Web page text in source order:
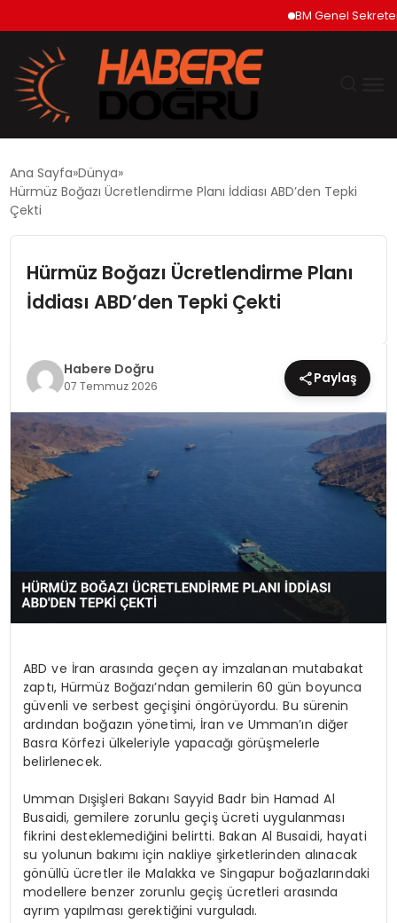
BM Genel Sekreteri
EKONOMİ
DÜNYA
SPOR
EĞİTİM
MAGAZİN
YAŞAM
Ana Sayfa Dünya
Hürmüz Boğazı Ücretlendirme Planı İddiası ABD’den Tepki
Çekti
Hürmüz Boğazı Ücretlendirme Planı
İddiası ABD’den Tepki Çekti
Habere Doğru
07 Temmuz 2026 Paylaş
ABD ve İran arasında geçen ay imzalanan mutabakat
zaptı, Hürmüz Boğazı’ndan gemilerin 60 gün boyunca
güvenli ve serbest geçişini öngörüyordu. Bu sürenin
ardından boğazın yönetimi, İran ve Umman’ın diğer
Basra Körfezi ülkeleriyle yapacağı görüşmelerle
belirlenecek.
Umman Dışişleri Bakanı Sayyid Badr bin Hamad Al
Busaidi, gemilere zorunlu geçiş ücreti uygulanması
fikrini desteklemediğini belirtti. Bakan Al Busaidi, hayati
su yolunun bakımı için nakliye şirketlerinden alınacak
gönüllü ücretler ile Malakka ve Singapur boğazlarındaki
modellere benzer zorunlu geçiş ücretleri arasında
ayrım yapılması gerektiğini vurguladı.